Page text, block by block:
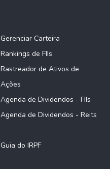
Gerenciar Carteira
Rankings de FIIs
Rastreador de Ativos de
Ações
Agenda de Dividendos - FIIs
Agenda de Dividendos - Reits
Guia do IRPF